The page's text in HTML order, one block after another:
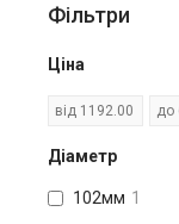
Фільтри
Ціна
Діаметр
102мм 1